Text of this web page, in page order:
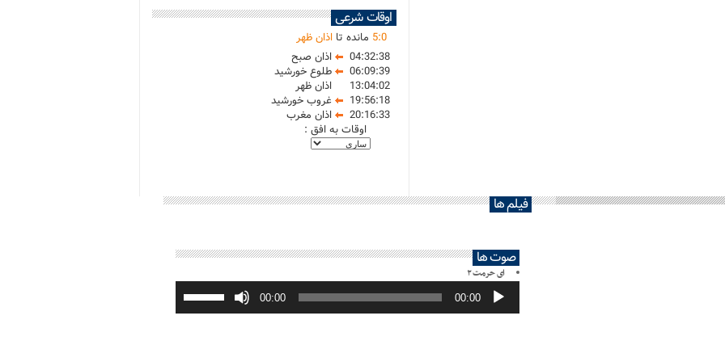
اوقات شرعی
5:0 مانده تا اذان ظهر
04:32:38
اذان صبح
06:09:39
طلوع خورشید
13:04:02
اذان ظهر
19:56:18
غروب خورشید
20:16:33
اذان مغرب
اوقات به افق :
فیلم ها
صوت ها
ای حرمت ۲
پخش‌کننده
صوت 00:00
00:00
برای
افزایش
یا
صدا